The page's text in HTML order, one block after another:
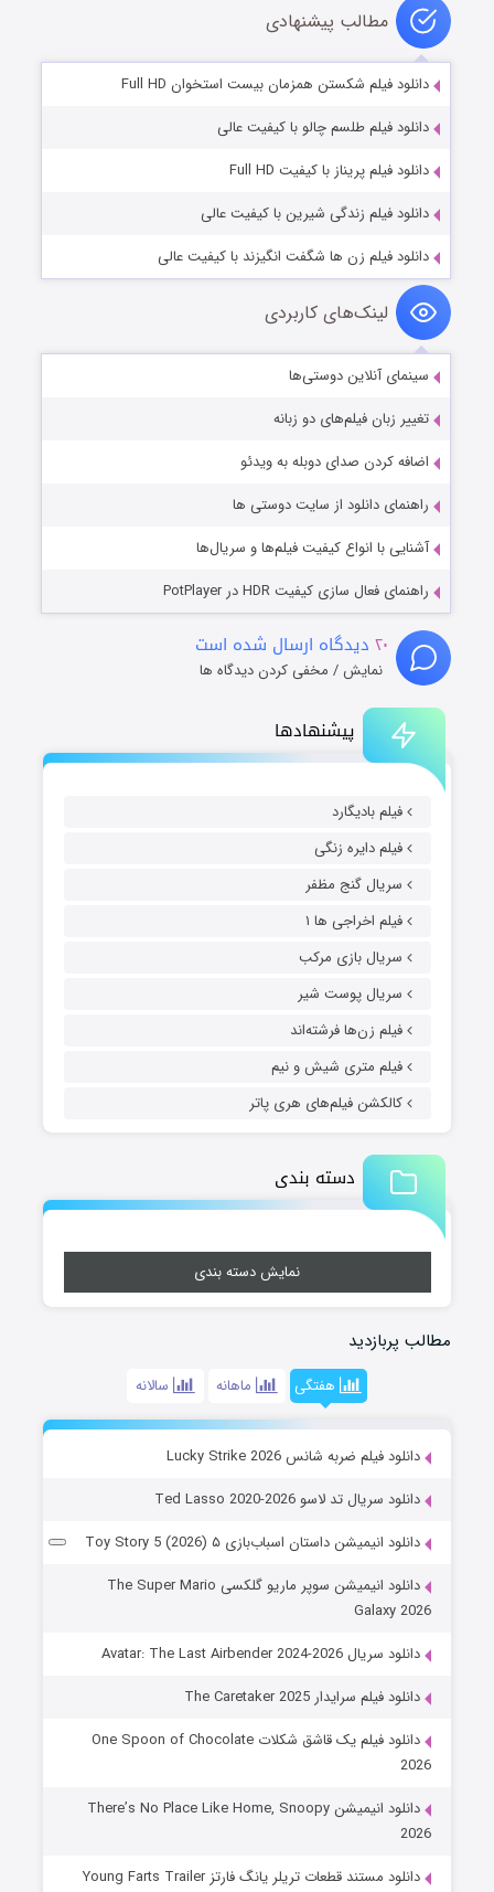
پیشنهادها
فیلم بادیگارد
فیلم دایره زنگی
سریال گنج مظفر
فیلم اخراجی ها ۱
سریال بازی مرکب
سریال پوست شیر
فیلم زن‌ها فرشته‌اند
فیلم متری شیش و نیم
کالکشن فیلم‌های هری پاتر
دسته بندی
نمایش دسته بندی
مطالب پربازدید
هفتگی ماهانه سالانه
دانلود فیلم ضربه شانس Lucky Strike 2026
دانلود سریال تد لاسو Ted Lasso 2020-2026
دانلود انیمیشن داستان اسباب‌بازی ۵ Toy Story 5 (2026)
دانلود انیمیشن سوپر ماریو گلکسی The Super Mario
Galaxy 2026
دانلود سریال Avatar: The Last Airbender 2024-2026
دانلود فیلم سرایدار The Caretaker 2025
دانلود فیلم یک قاشق شکلات One Spoon of Chocolate
2026
دانلود انیمیشن There’s No Place Like Home, Snoopy
2026
دانلود مستند قطعات تریلر یانگ فارتز Young Farts Trailer
مطالب پیشنهادی
دانلود فیلم شکستن همزمان بیست استخوان Full HD
دانلود فیلم طلسم چالو با کیفیت عالی
دانلود فیلم پریناز با کیفیت Full HD
دانلود فیلم زندگی شیرین با کیفیت عالی
دانلود فیلم زن ها شگفت انگیزند با کیفیت عالی
لینک‌های کاربردی
سینمای آنلاین دوستی‌ها
تغییر زبان فیلم‌های دو زبانه
اضافه کردن صدای دوبله به ویدئو
راهنمای دانلود از سایت دوستی ها
آشنایی با انواع کیفیت فیلم‌ها و سریال‌ها
راهنمای فعال سازی کیفیت HDR در PotPlayer
۲۰ دیدگاه ارسال شده است
نمایش / مخفی کردن دیدگاه ها